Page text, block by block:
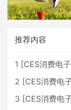
推荐内容
1 [CES消费电
2 [CES消费电
3 [CES消费电